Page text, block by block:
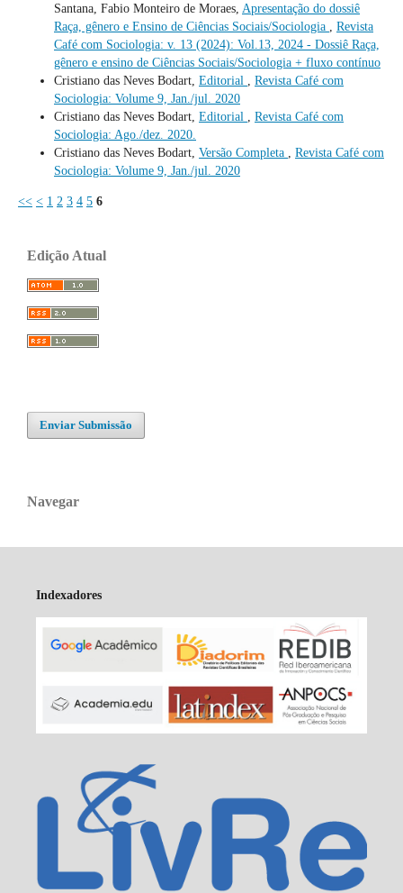
Santana, Fabio Monteiro de Moraes, Apresentação do dossiê
Raça, gênero e Ensino de Ciências Sociais/Sociologia , Revista
Café com Sociologia: v. 13 (2024): Vol.13, 2024 - Dossiê Raça,
gênero e ensino de Ciências Sociais/Sociologia + fluxo contínuo
Cristiano das Neves Bodart, Editorial , Revista Café com
Sociologia: Volume 9, Jan./jul. 2020
Cristiano das Neves Bodart, Editorial , Revista Café com
Sociologia: Ago./dez. 2020.
Cristiano das Neves Bodart, Versão Completa , Revista Café com
Sociologia: Volume 9, Jan./jul. 2020
<< < 1 2 3 4 5 6
Edição Atual
Enviar Submissão
Navegar
Indexadores